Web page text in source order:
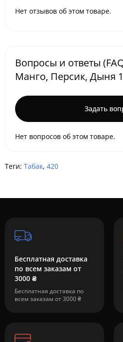
Нет отзывов об этом товаре.
Вопросы и ответы
Манго, Персик, Дыня
Задать
Нет вопросов об этом товаре.
Теги: Табак, 420
Бесплатная доставка
по всем заказам от
3000 ₴
Бесплатная доставка по
всем заказам от 3000 ₴